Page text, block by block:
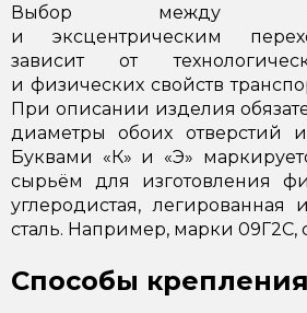
Выбор между
и эксцентрическим
зависит от
и физических свойств
При описании изделия
диаметры обоих отверстий
Буквами «К» и «Э»
сырьём для изготовления
углеродистая,
сталь. Например, марки 09Г2С,
Способы крепления